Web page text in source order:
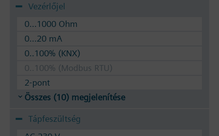
Vezérlőjel
0...1000 Ohm
0...20 mA
0..100% (KNX)
0..100% (Modbus RTU)
2-pont
Összes (10) megjelenítése
Tápfeszültség